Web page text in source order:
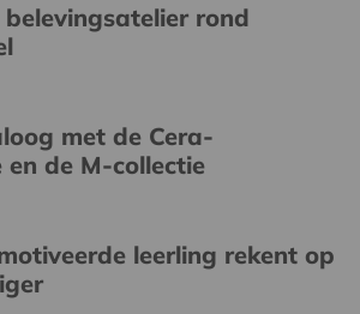
rond
met de Cera-
en de M-collectie
leerling rekent op